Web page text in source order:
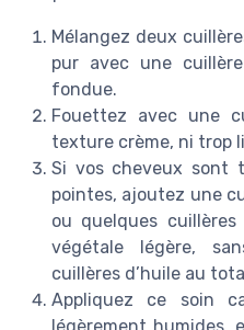
Mélangez deux
pur avec une
fondue.
Fouettez avec une
texture crème, ni trop
Si vos cheveux sont
pointes, ajoutez une
ou quelques
végétale légère,
cuillères d’huile au
Appliquez ce soin